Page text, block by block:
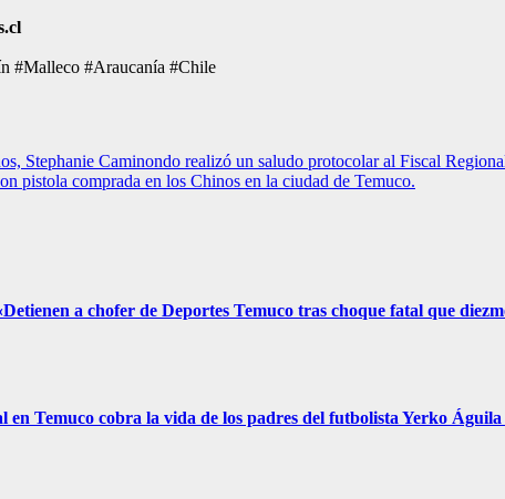
#Malleco #Araucanía #Chile
Stephanie Caminondo realizó un saludo protocolar al Fiscal
pistola comprada en los Chinos en la ciudad de Temuco.
a chofer de Deportes Temuco tras choque fatal que
Temuco cobra la vida de los padres del futbolista Yerko